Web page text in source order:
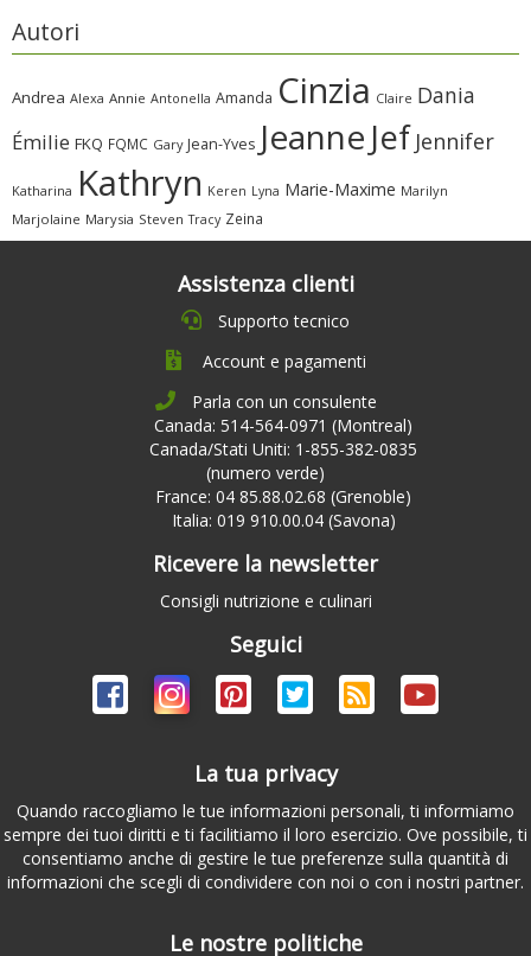
Autori
Andrea Alexa Annie Antonella Amanda Cinzia Claire Dania
Émilie FKQ FQMC Gary Jean-Yves Jeanne Jef Jennifer
Katharina Kathryn Keren Lyna Marie-Maxime Marilyn
Marjolaine Marysia Steven Tracy Zeina
Assistenza clienti
Supporto tecnico
Account e pagamenti
Parla con un consulente
Canada: 514-564-0971 (Montreal)
Canada/Stati Uniti: 1-855-382-0835
(numero verde)
France: 04 85.88.02.68 (Grenoble)
Italia: 019 910.00.04 (Savona)
Ricevere la newsletter
Consigli nutrizione e culinari
Seguici
La tua privacy
Quando raccogliamo le tue informazioni personali, ti informiamo
sempre dei tuoi diritti e ti facilitiamo il loro esercizio. Ove possibile, ti
consentiamo anche di gestire le tue preferenze sulla quantità di
informazioni che scegli di condividere con noi o con i nostri partner.
Le nostre politiche